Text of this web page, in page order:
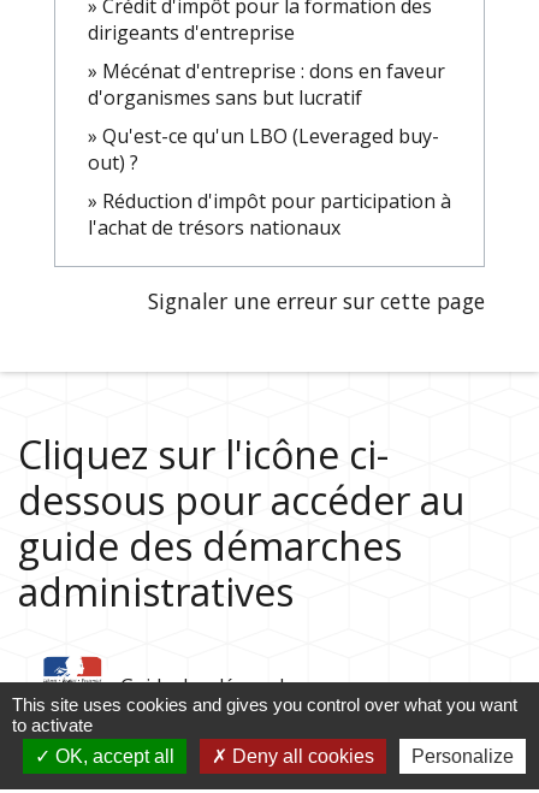
Crédit d'impôt pour la formation des
dirigeants d'entreprise
Mécénat d'entreprise : dons en faveur
d'organismes sans but lucratif
Qu'est-ce qu'un LBO (Leveraged buy-
out) ?
Réduction d'impôt pour participation à
l'achat de trésors nationaux
Signaler une erreur sur cette page
Cliquez sur l'icône ci-
dessous pour accéder au
guide des démarches
administratives
Guide des démarches
This site uses cookies and gives you control over what you want
to activate
OK, accept all
Deny all cookies Personalize